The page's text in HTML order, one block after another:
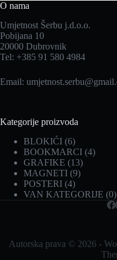
O nama
Umjetnost Šerbu j.d.o.o.
Pobijana 10
20000 Dubrovnik
Tel: +385 91 580 4984
Email:
Kategorije proizvoda
BLOKIĆI (6)
BOOKMARCI (4)
GRAFIKE (13)
MAGNETI (9)
POSTERI (4)
VAN KATEGORIJE (0)
Autorska prava © 2026 -